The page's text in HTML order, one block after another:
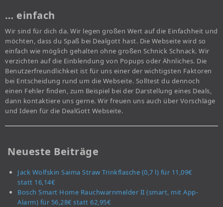
… einfach
Wir sind für dich da. Wir legen großen Wert auf die Einfachheit und
möchten, dass du Spaß bei Dealgott hast. Die Webseite wird so
einfach wie möglich gehalten ohne großen Schnick Schnack. Wir
verzichten auf die Einblendung von Popups oder Ähnliches. Die
Benutzerfreundlichkeit ist für uns einer der wichtigsten Faktoren
bei Entscheidung rund um die Webseite. Solltest du dennoch
einen Fehler finden, zum Beispiel bei der Darstellung eines Deals,
dann kontaktiere uns gerne. Wir freuen uns auch über Vorschläge
und Ideen für die DealGott Webseite.
Neueste Beiträge
Jack Wolfskin Saima Straw Trinkflasche (0,7 l) für 11,09€
statt 16,14€
Bosch Smart Home Rauchwarnmelder II (smart, mit App-
Alarm) für 56,28€ statt 62,95€